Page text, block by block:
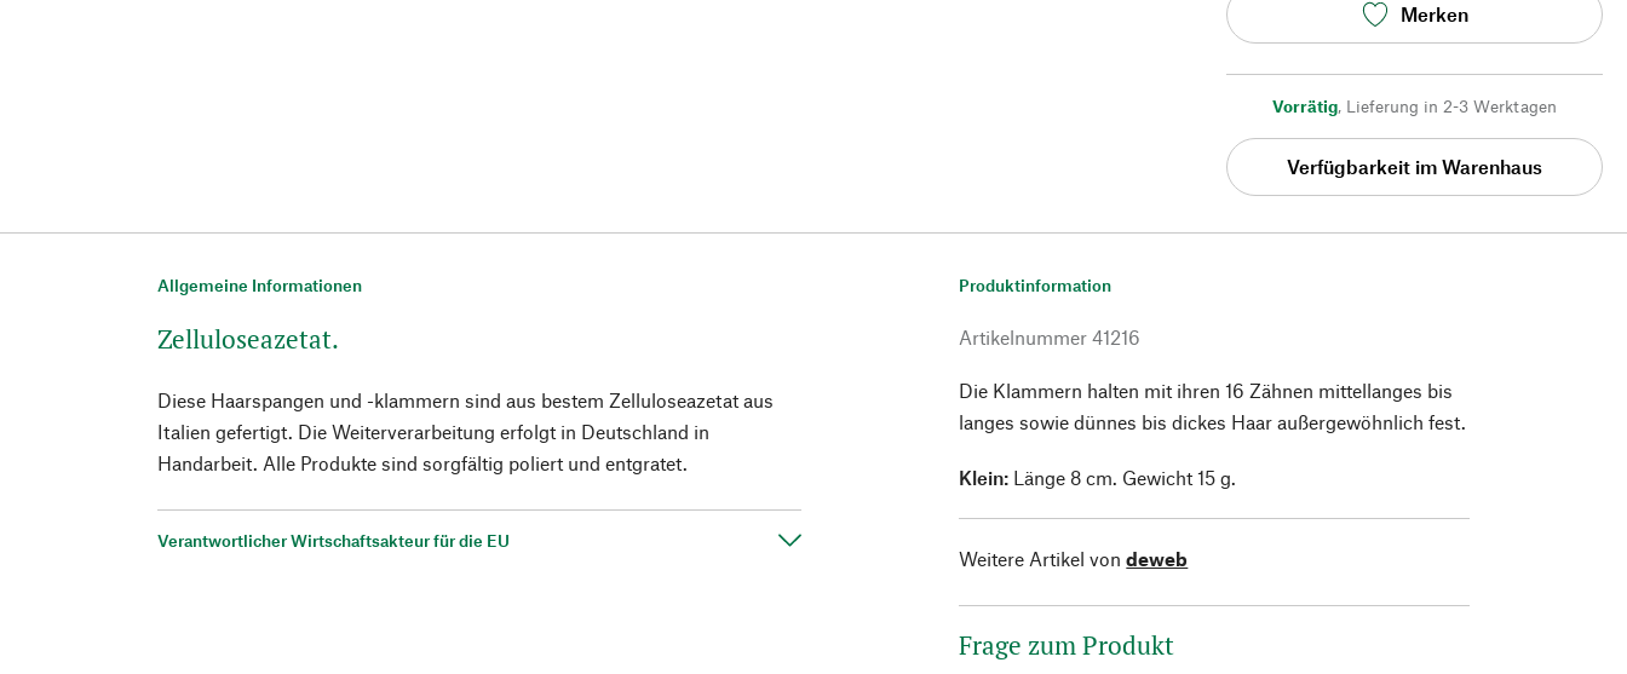
Merken
Vorrätig, Lieferung in 2-3 Werktagen
Verfügbarkeit im Warenhaus
Allgemeine Informationen
Zelluloseazetat.
Diese Haarspangen und -klammern sind aus bestem Zelluloseazetat aus
Italien gefertigt. Die Weiterverarbeitung erfolgt in Deutschland in
Handarbeit. Alle Produkte sind sorgfältig poliert und entgratet.
Verantwortlicher Wirtschaftsakteur für die EU
Produktinformation
Artikelnummer 41216
Die Klammern halten mit ihren 16 Zähnen mittellanges bis
langes sowie dünnes bis dickes Haar außergewöhnlich fest.
Klein: Länge 8 cm. Gewicht 15 g.
Weitere Artikel von deweb
Frage zum Produkt